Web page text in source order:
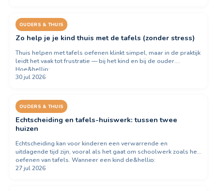
OUDERS & THUIS
Zo help je je kind thuis met de tafels (zonder stress)
Thuis helpen met tafels oefenen klinkt simpel, maar in de praktijk
leidt het vaak tot frustratie — bij het kind en bij de ouder.
Hoe&hellip;
30 jul 2026
OUDERS & THUIS
Echtscheiding en tafels-huiswerk: tussen twee
huizen
Echtscheiding kan voor kinderen een verwarrende en
uitdagende tijd zijn, vooral als het gaat om schoolwerk zoals het
oefenen van tafels. Wanneer een kind de&hellip;
27 jul 2026